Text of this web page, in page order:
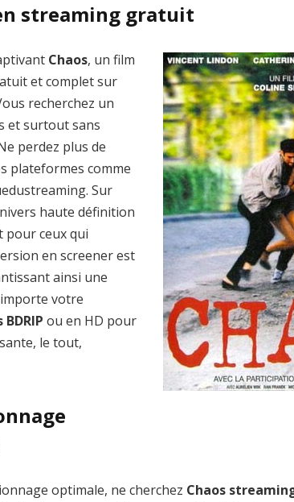
streaming gratuit
Chaos, un film
et complet sur
recherchez un
et surtout sans
perdez plus de
plateformes comme
Sur
haute définition
pour ceux qui
en screener est
ainsi une
votre
BDRIP ou en HD pour
le tout,
optimale, ne cherchez Chaos